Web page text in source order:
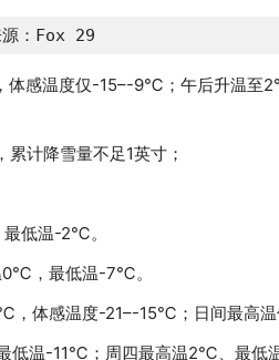
源：Fox 29
体感温度仅-15–-9℃；午后升温至
计降雪量不足1英寸；
低温-2℃。
0℃，最低温-7℃。
，体感温度-21–-15℃；日间最高
低温-11℃；周四最高温2℃、最低